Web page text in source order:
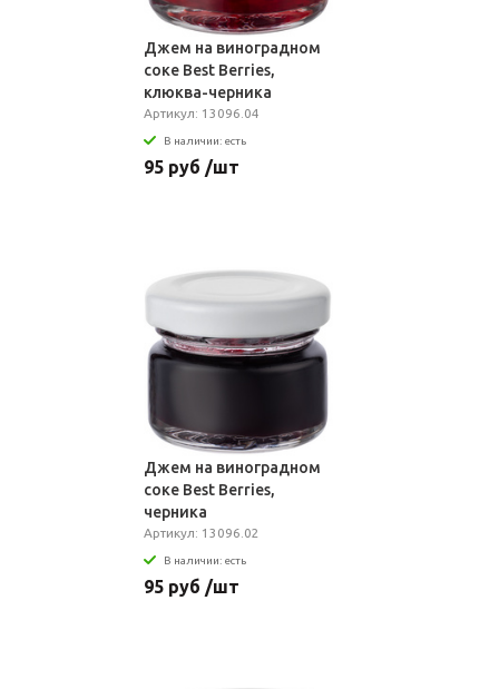
Джем на виноградном
соке Best Berries,
клюква-черника
Артикул: 13096.04
В наличии: есть
95 руб /шт
Джем на виноградном
соке Best Berries,
черника
Артикул: 13096.02
В наличии: есть
95 руб /шт